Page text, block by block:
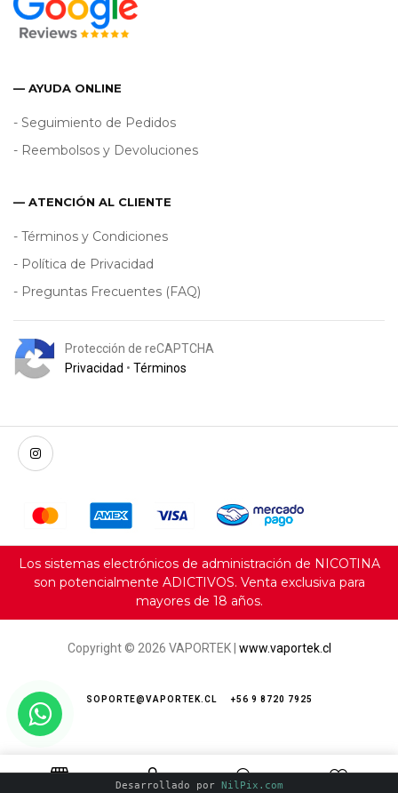
— AYUDA ONLINE
- Seguimiento de Pedidos
- Reembolsos y Devoluciones
— ATENCIÓN AL CLIENTE
- Términos y Condiciones
- Política de Privacidad
- Preguntas Frecuentes (FAQ)
Protección de reCAPTCHA
Privacidad • Términos
Los sistemas electrónicos de administración de NICOTINA
son potencialmente ADICTIVOS. Venta exclusiva para
mayores de 18 años.
Copyright © 2026 VAPORTEK | www.vaportek.cl
SOPORTE@VAPORTEK.CL +56 9 8720 7925
Desarrollado por NilPix.com